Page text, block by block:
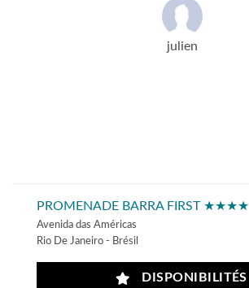
julien
PROMENADE BARRA FIRST ★★★★
Avenida das Américas
Rio De Janeiro - Brésil
DISPONIBILITÉS